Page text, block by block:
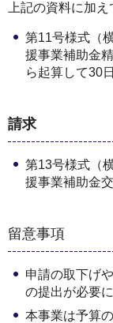
上記の資料に加え
第11号様式（
援事業補助⾦
ら起算して30
請求
第13号様式（
援事業補助⾦
留意事項
申請の取下げ
の提出が必要
本事業は予算